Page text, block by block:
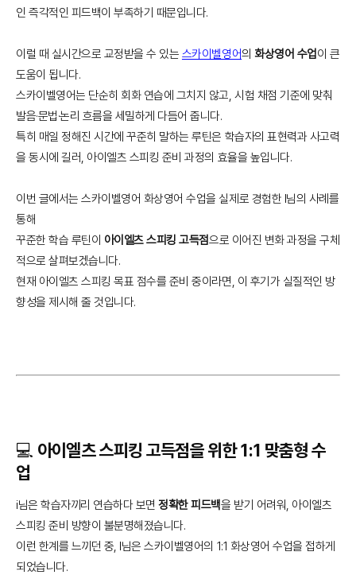
인 즉각적인 피드백이 부족하기 때문입니다.
이럴 때 실시간으로 교정받을 수 있는 스카이벨영어의화상영어 수업이 큰
도움이 됩니다.
스카이벨영어는 단순히 회화 연습에 그치지 않고, 시험 채점 기준에 맞춰
발음·문법·논리 흐름을 세밀하게 다듬어 줍니다.
특히 매일 정해진 시간에 꾸준히 말하는 루틴은 학습자의 표현력과 사고력
을 동시에 길러, 아이엘츠 스피킹 준비 과정의 효율을 높입니다.
이번 글에서는 스카이벨영어 화상영어 수업을 실제로 경험한 I님의 사례를
통해
꾸준한 학습 루틴이 아이엘츠 스피킹 고득점으로 이어진 변화 과정을 구체
적으로 살펴보겠습니다.
현재 아이엘츠 스피킹 목표 점수를 준비 중이라면, 이 후기가 실질적인 방
향성을 제시해 줄 것입니다.
💻 아이엘츠 스피킹 고득점을 위한 1:1 맞춤형 수
업
i님은 학습자끼리 연습하다 보면정확한 피드백을 받기 어려워, 아이엘츠
스피킹 준비 방향이 불분명해졌습니다.
이런 한계를 느끼던 중, I님은 스카이벨영어의 1:1 화상영어 수업을 접하게
되었습니다.